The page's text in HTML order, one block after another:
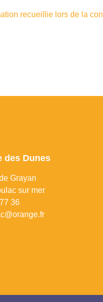
recueillie lors de la
des Dunes
Grayan
sur mer
36